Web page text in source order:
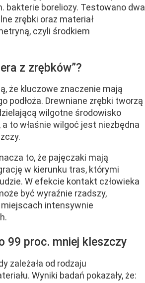
bakterie boreliozy. Testowano dwa
zrębki oraz materiał
czyli środkiem
z zrębków”?
że kluczowe znaczenie mają
podłoża. Drewniane zrębki tworzą
wilgotne środowisko
to właśnie wilgoć jest niezbędna
to, że pajęczaki mają
w kierunku tras, którymi
W efekcie kontakt człowieka
być wyraźnie rzadszy,
intensywnie
99 proc. mniej kleszczy
zależała od rodzaju
Wyniki badań pokazały, że: